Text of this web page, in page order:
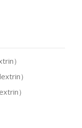
）
）
）